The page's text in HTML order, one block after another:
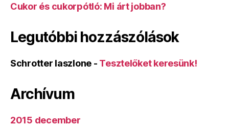
Cukor és cukorpótló: Mi árt jobban?
Legutóbbi hozzászólások
Schrotter laszlone - Tesztelőket keresünk!
Archívum
2015 december